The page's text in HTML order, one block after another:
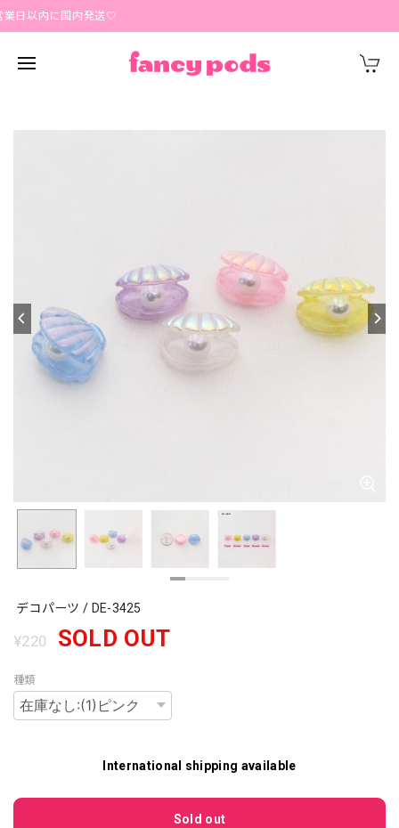
以内に国内発送🤍
デコパーツ / DE-3425
¥220 SOLD OUT
種類
International shipping available
Sold out